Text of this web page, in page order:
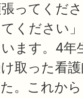
ってくだ
ください
ます。4年
取った看
。これか